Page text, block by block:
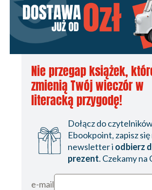
Nie przegap książek,
zmienią Twój wieczór w
literacką przygodę!
Dołącz do
Ebookpoint, zapisz się
newsletter i odbierz
prezent. Czekamy na
e-mail